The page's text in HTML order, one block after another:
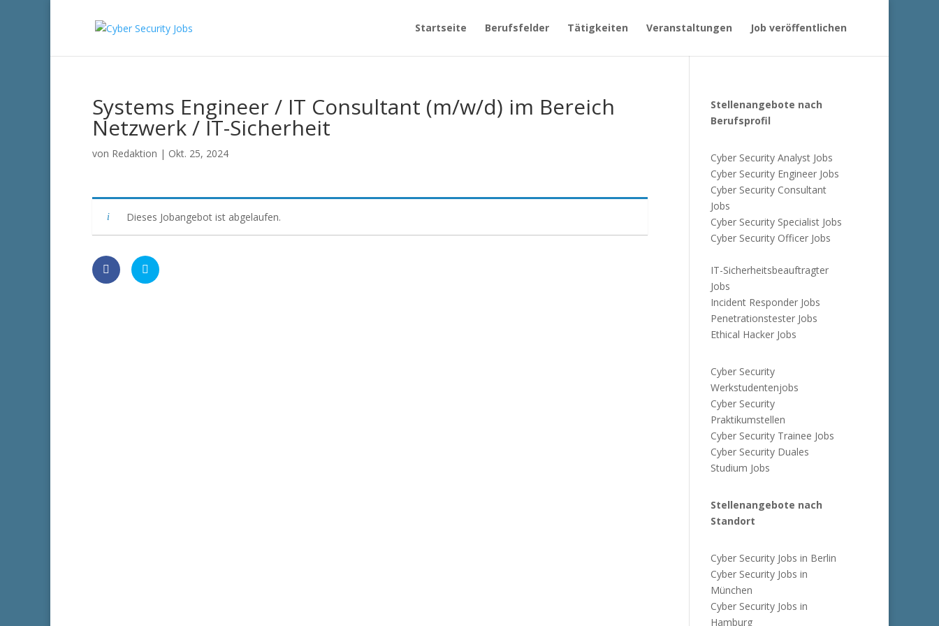
Startseite Berufsfelder Tätigkeiten Veranstaltungen Job veröffentlichen
Systems Engineer / IT Consultant (m/w/d) im Bereich
Netzwerk / IT-Sicherheit
von Redaktion | Okt. 25, 2024
Dieses Jobangebot ist abgelaufen.
Stellenangebote nach
Berufsprofil
Cyber Security Analyst Jobs
Cyber Security Engineer Jobs
Cyber Security Consultant
Jobs
Cyber Security Specialist Jobs
Cyber Security Officer Jobs
IT-Sicherheitsbeauftragter
Jobs
Incident Responder Jobs
Penetrationstester Jobs
Ethical Hacker Jobs
Cyber Security
Werkstudentenjobs
Cyber Security
Praktikumstellen
Cyber Security Trainee Jobs
Cyber Security Duales
Studium Jobs
Stellenangebote nach
Standort
Cyber Security Jobs in Berlin
Cyber Security Jobs in
München
Cyber Security Jobs in
Hamburg